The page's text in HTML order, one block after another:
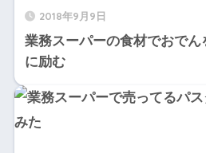
2018年9月9日
業務スーパーの食材でおでん
に励む